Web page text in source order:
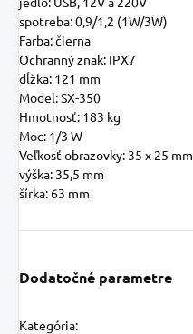
spotreba:0,9/1,2 (1W/3W)
Farba:čierna
Ochranný znak: IPX7
dĺžka: 121 mm
Model:SX-350
Hmotnosť: 183 kg
Moc: 1/3 W
Veľkosť obrazovky: 35 x 25 mm
výška: 35,5 mm
šírka: 63 mm
Dodatočné parametre
Kategória: